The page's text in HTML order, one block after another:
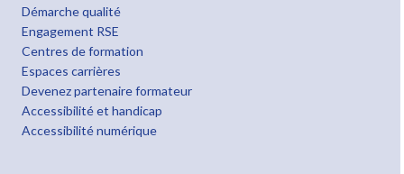
Démarche qualité
Engagement RSE
Centres de formation
Espaces carrières
Devenez partenaire formateur
Accessibilité et handicap
Accessibilité numérique